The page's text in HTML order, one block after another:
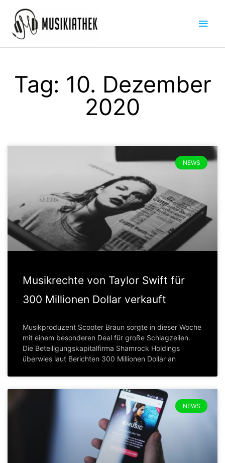
Inhalt
springen
Tag: 10. Dezember
2020
NEWS
Musikrechte von Taylor Swift für
300 Millionen Dollar verkauft
Musikproduzent Scooter Braun sorgte in dieser Woche
mit einem besonderen Deal für große Schlagzeilen.
Die Beteiligungskapitalfirma Shamrock Holdings
überwies laut Berichten 300 Millionen Dollar an
NEWS